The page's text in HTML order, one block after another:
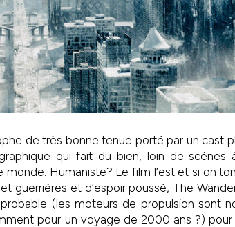
de très bonne tenue porté par un cast
qui fait du bien, loin de scènes
Humaniste? Le film l’est et si on
guerrières et d’espoir poussé, The
(les moteurs de propulsion sont
pour un voyage de 2000 ans ?) pour